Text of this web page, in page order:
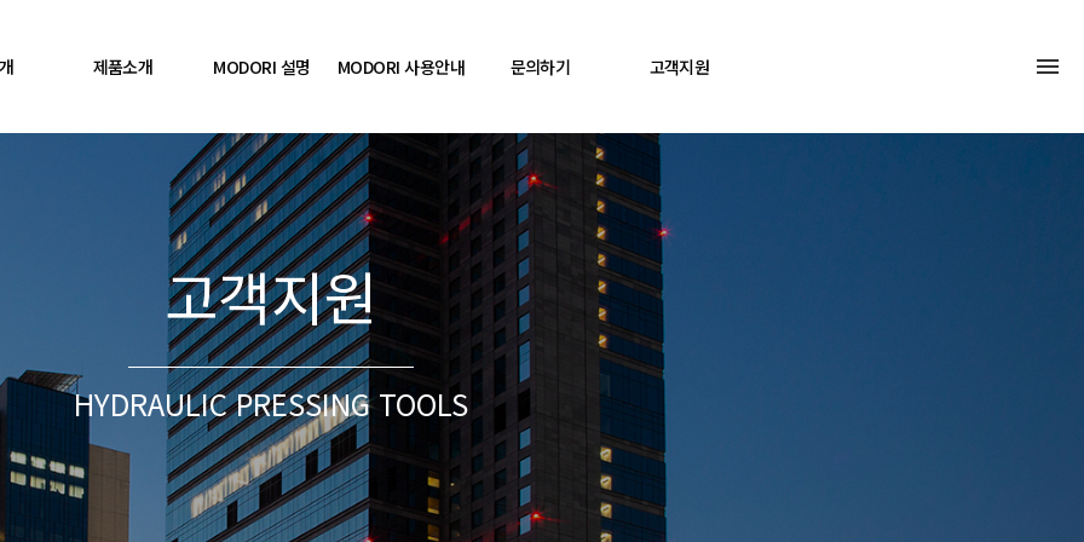
제품소개 MODORI 설명 MODORI 사용안내 문의하기 고객지원
고객지원
HYDRAULIC PRESSING TOOLS